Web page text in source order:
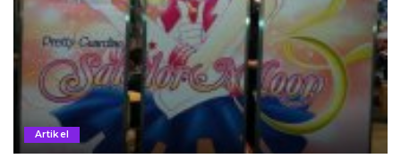
Artikel